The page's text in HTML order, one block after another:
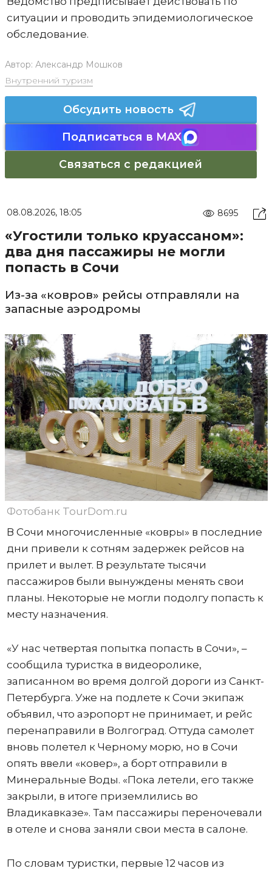
ситуации и проводить эпидемиологическое
обследование.
Автор: Александр Мошков
Внутренний туризм
Обсудить новость
Подписаться в MAX
Связаться с редакцией
08.08.2026, 18:05 8695
«Угостили только круассаном»:
два дня пассажиры не могли
попасть в Сочи
Из-за «ковров» рейсы отправляли на
запасные аэродромы
Фотобанк TourDom.ru
В Сочи многочисленные «ковры» в последние
дни привели к сотням задержек рейсов на
прилет и вылет. В результате тысячи
пассажиров были вынуждены менять свои
планы. Некоторые не могли подолгу попасть к
месту назначения.
«У нас четвертая попытка попасть в Сочи», –
сообщила туристка в видеоролике,
записанном во время долгой дороги из Санкт-
Петербурга. Уже на подлете к Сочи экипаж
объявил, что аэропорт не принимает, и рейс
перенаправили в Волгоград. Оттуда самолет
вновь полетел к Черному морю, но в Сочи
опять ввели «ковер», а борт отправили в
Минеральные Воды. «Пока летели, его также
закрыли, в итоге приземлились во
Владикавказе». Там пассажиры переночевали
в отеле и снова заняли свои места в салоне.
По словам туристки, первые 12 часов из